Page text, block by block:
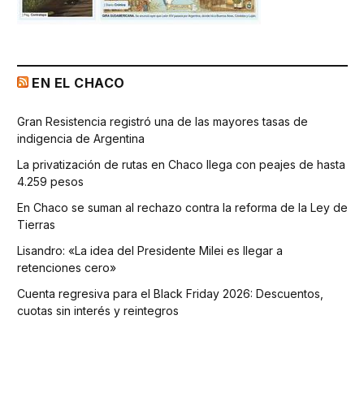
EN EL CHACO
Gran Resistencia registró una de las mayores tasas de
indigencia de Argentina
La privatización de rutas en Chaco llega con peajes de hasta
4.259 pesos
En Chaco se suman al rechazo contra la reforma de la Ley de
Tierras
Lisandro: «La idea del Presidente Milei es llegar a
retenciones cero»
Cuenta regresiva para el Black Friday 2026: Descuentos,
cuotas sin interés y reintegros